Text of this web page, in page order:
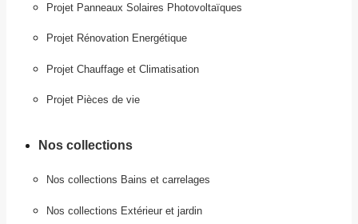
Projet Panneaux Solaires Photovoltaïques
Projet Rénovation Energétique
Projet Chauffage et Climatisation
Projet Pièces de vie
Nos collections
Nos collections Bains et carrelages
Nos collections Extérieur et jardin